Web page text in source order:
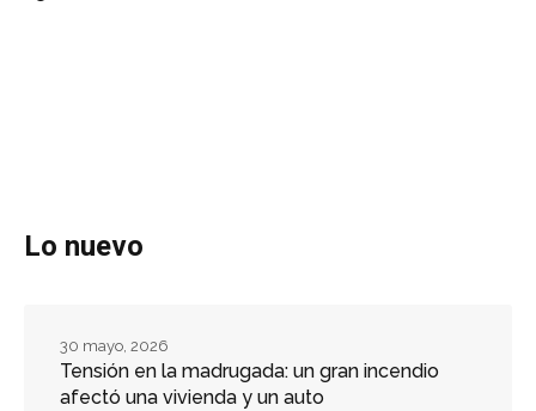
Lo nuevo
Tensión en la madrugada: un gran incendio
afectó una vivienda y un auto
30 mayo, 2026